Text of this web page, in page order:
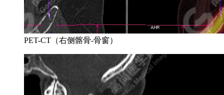
PET-CT（右侧髂骨-骨窗）